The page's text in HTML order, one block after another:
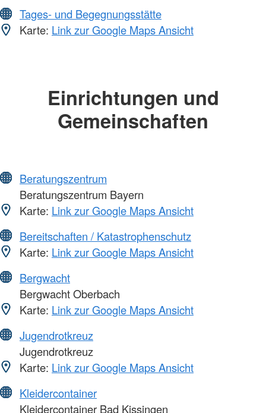
Tages- und Begegnungsstätte
Karte: Link zur Google Maps Ansicht
Einrichtungen und
Gemeinschaften
Beratungszentrum
Beratungszentrum Bayern
Karte: Link zur Google Maps Ansicht
Bereitschaften / Katastrophenschutz
Karte: Link zur Google Maps Ansicht
Bergwacht
Bergwacht Oberbach
Karte: Link zur Google Maps Ansicht
Jugendrotkreuz
Jugendrotkreuz
Karte: Link zur Google Maps Ansicht
Kleidercontainer
Kleidercontainer Bad Kissingen